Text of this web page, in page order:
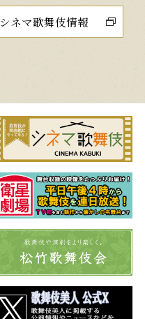
シネマ歌舞伎情報